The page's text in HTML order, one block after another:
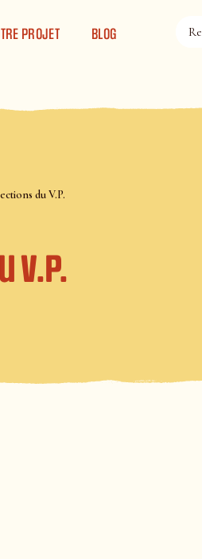
PROJET BLOG
du V.P.